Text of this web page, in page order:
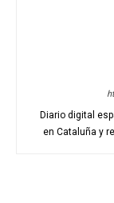
Diario digital
en Cataluña y